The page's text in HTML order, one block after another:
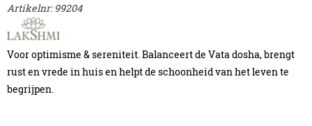
Artikelnr: 99204
Voor optimisme & sereniteit. Balanceert de Vata dosha, brengt
rust en vrede in huis en helpt de schoonheid van het leven te
begrijpen.